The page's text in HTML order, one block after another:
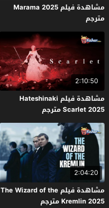
مشاهدة فيلم Marama 2025
مترجم
2:10:50
مشاهدة فيلم Hateshinaki
Scarlet 2025 مترجم
2:04:20
مشاهدة فيلم The Wizard of the
Kremlin 2025 مترجم